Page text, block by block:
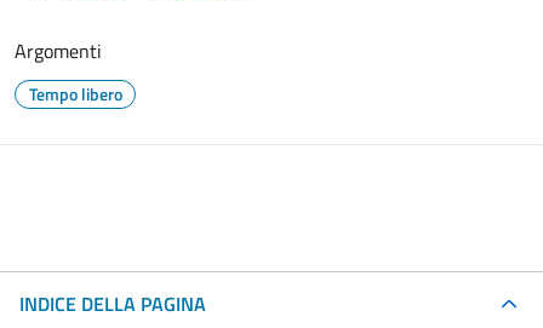
Argomenti
Tempo libero
INDICE DELLA PAGINA